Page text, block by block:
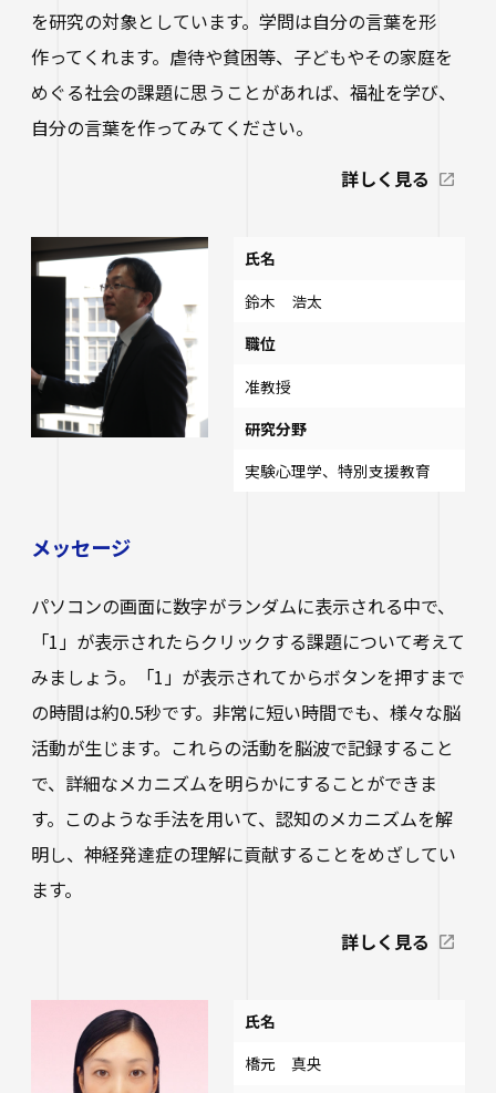
を研究の対象としています。学問は自分の言葉を形
作ってくれます。虐待や貧困等、子どもやその家庭を
めぐる社会の課題に思うことがあれば、福祉を学び、
自分の言葉を作ってみてください。
詳しく見る
メッセージ
パソコンの画面に数字がランダムに表示される中で、
「1」が表示されたらクリックする課題について考えて
みましょう。「1」が表示されてからボタンを押すまで
の時間は約0.5秒です。非常に短い時間でも、様々な脳
活動が生じます。これらの活動を脳波で記録すること
で、詳細なメカニズムを明らかにすることができま
す。このような手法を用いて、認知のメカニズムを解
明し、神経発達症の理解に貢献することをめざしてい
ます。
詳しく見る
氏名
鈴木 浩太
職位
准教授
研究分野
実験心理学、特別支援教育
氏名
橋元 真央